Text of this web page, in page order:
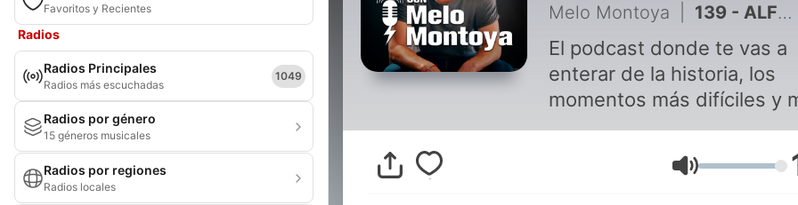
Favoritos y Recientes
Radios
Radios Principales
Radios más escuchadas
1049
Radios por género
15 géneros musicales
Radios por regiones
Radios locales
Melo Montoya 139 - ALFREDO ADAME habla sobre las MAYORES POLÉMICAS de SU VIDA - con Melo Montoya
El podcast donde te vas a
enterar de la historia, los
momentos más difíciles y
importantes de grandes
personalidades que no
encontrarás en otro lugar.
Volumen